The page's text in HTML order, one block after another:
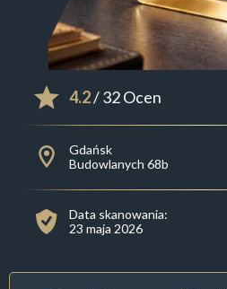
4.2/ 32 Ocen
Gdańsk
Budowlanych 68b
Data skanowania:
23 maja 2026